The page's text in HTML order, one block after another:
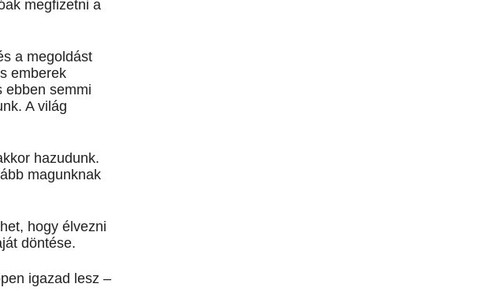
megfizetni a
a megoldást
emberek
ebben semmi
A világ
hazudunk.
magunknak
hogy élvezni
döntése.
igazad lesz –